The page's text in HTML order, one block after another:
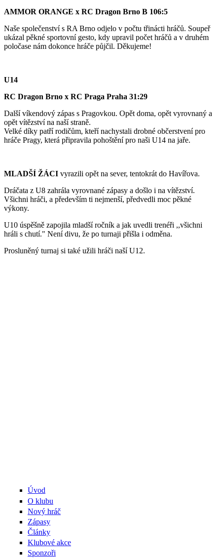
AMMOR ORANGE x RC Dragon Brno B 106:5
Naše společenství s RA Brno odjelo v počtu třinácti hráčů. Soupeř
ukázal pěkné sportovní gesto, kdy upravil počet hráčů a v druhém
poločase nám dokonce hráče půjčil. Děkujeme!
U14
RC Dragon Brno x RC Praga Praha 31:29
Další víkendový zápas s Pragovkou. Opět doma, opět vyrovnaný a
opět vítězství na naší straně.
Velké díky patří rodičům, kteří nachystali drobné občerstvení pro
hráče Pragy, která připravila pohoštění pro naši U14 na jaře.
MLADŠÍ ŽÁCI vyrazili opět na sever, tentokrát do Havířova.
Dráčata z U8 zahrála vyrovnané zápasy a došlo i na vítězství.
Všichni hráči, a především ti nejmenší, předvedli moc pěkné
výkony.
U10 úspěšně zapojila mladší ročník a jak uvedli trenéři ,,všichni
hráli s chutí." Není divu, že po turnaji přišla i odměna.
Prosluněný turnaj si také užili hráči naší U12.
Úvod
O klubu
Nový hráč
Zápasy
Články
Klubové akce
Sponzoři